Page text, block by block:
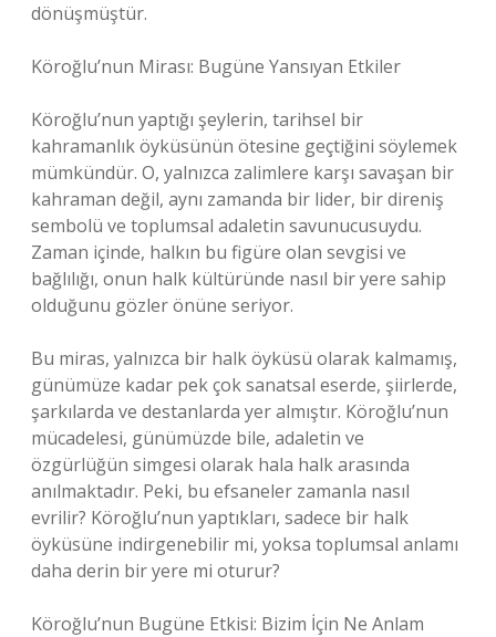
dönüşmüştür.
Köroğlu’nun Mirası: Bugüne Yansıyan Etkiler
Köroğlu’nun yaptığı şeylerin, tarihsel bir
kahramanlık öyküsünün ötesine geçtiğini söylemek
mümkündür. O, yalnızca zalimlere karşı savaşan bir
kahraman değil, aynı zamanda bir lider, bir direniş
sembolü ve toplumsal adaletin savunucusuydu.
Zaman içinde, halkın bu figüre olan sevgisi ve
bağlılığı, onun halk kültüründe nasıl bir yere sahip
olduğunu gözler önüne seriyor.
Bu miras, yalnızca bir halk öyküsü olarak kalmamış,
günümüze kadar pek çok sanatsal eserde, şiirlerde,
şarkılarda ve destanlarda yer almıştır. Köroğlu’nun
mücadelesi, günümüzde bile, adaletin ve
özgürlüğün simgesi olarak hala halk arasında
anılmaktadır. Peki, bu efsaneler zamanla nasıl
evrilir? Köroğlu’nun yaptıkları, sadece bir halk
öyküsüne indirgenebilir mi, yoksa toplumsal anlamı
daha derin bir yere mi oturur?
Köroğlu’nun Bugüne Etkisi: Bizim İçin Ne Anlam